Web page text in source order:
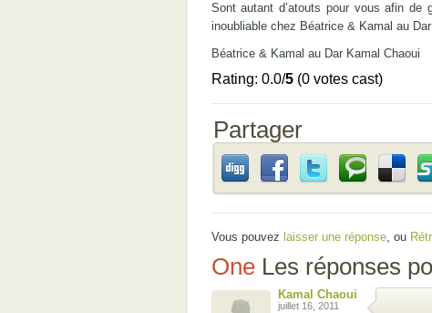
Sont autant d’atouts pour vous afin de
inoubliable chez Béatrice & Kamal au
Béatrice & Kamal au Dar Kamal Chaoui
Rating: 0.0/5(0 votes cast)
Partager
Vous pouvez laisser une réponse, ou
OneLes réponses
Kamal Chaoui
juillet 16, 2011